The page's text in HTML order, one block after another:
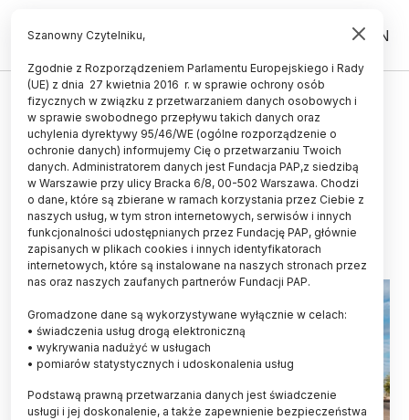
PL EN
ŚWIAT
Niemcy/ Ukradziono 400 kg
jabłek, służących Uniwersytetowi
Humboldta do celów badawczych
09.09.2023
aktualizacja: 09.09.2023
1 minuta czytania
Szanowny Czytelniku,
Zgodnie z Rozporządzeniem Parlamentu Europejskiego i Rady
(UE) z dnia 27 kwietnia 2016 r. w sprawie ochrony osób
fizycznych w związku z przetwarzaniem danych osobowych i
w sprawie swobodnego przepływu takich danych oraz
uchylenia dyrektywy 95/46/WE (ogólne rozporządzenie o
ochronie danych) informujemy Cię o przetwarzaniu Twoich
danych. Administratorem danych jest Fundacja PAP,z siedzibą
w Warszawie przy ulicy Bracka 6/8, 00-502 Warszawa. Chodzi
o dane, które są zbierane w ramach korzystania przez Ciebie z
naszych usług, w tym stron internetowych, serwisów i innych
funkcjonalności udostępnianych przez Fundację PAP, głównie
zapisanych w plikach cookies i innych identyfikatorach
internetowych, które są instalowane na naszych stronach przez
nas oraz naszych zaufanych partnerów Fundacji PAP.
Gromadzone dane są wykorzystywane wyłącznie w celach:
• świadczenia usług drogą elektroniczną
• wykrywania nadużyć w usługach
• pomiarów statystycznych i udoskonalenia usług
Podstawą prawną przetwarzania danych jest świadczenie
usługi i jej doskonalenie, a także zapewnienie bezpieczeństwa